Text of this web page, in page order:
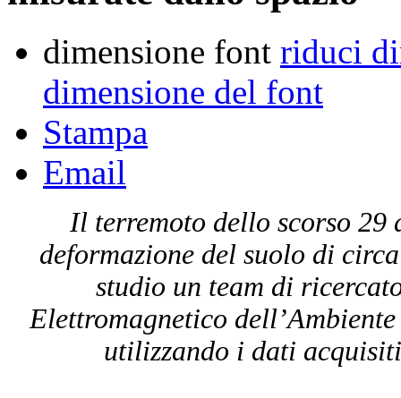
dimensione font riduci
dimensione del font
Stampa
Email
Il terremoto dello scorso 29
deformazione del suolo di
studio un team di
Elettromagnetico
utilizzando i dati